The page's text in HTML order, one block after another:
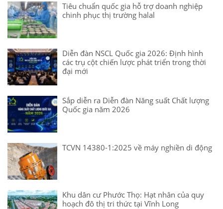
Tiêu chuẩn quốc gia hỗ trợ doanh nghiệp
chinh phục thị trường halal
Diễn đàn NSCL Quốc gia 2026: Định hình
các trụ cột chiến lược phát triển trong thời
đại mới
Sắp diễn ra Diễn đàn Năng suất Chất lượng
Quốc gia năm 2026
TCVN 14380-1:2025 về máy nghiền di động
Khu dân cư Phước Thọ: Hạt nhân của quy
hoạch đô thị tri thức tại Vĩnh Long